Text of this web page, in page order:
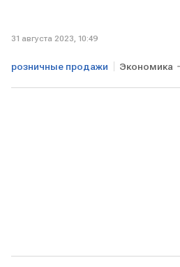
31 августа 2023, 10:49
розничные продажи Экономика
ГЕРМАНИЯ статистика